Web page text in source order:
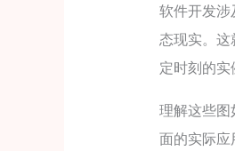
软件开发
态现实。这
定时刻的实
理解这些
面的实际应